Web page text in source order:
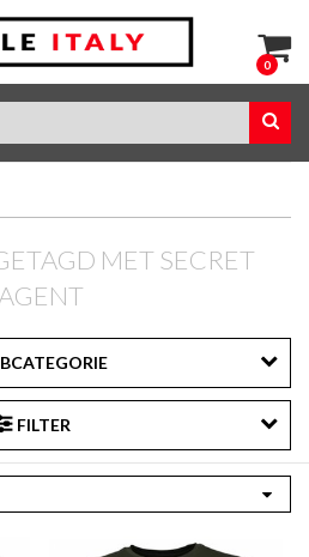
0
MET SECRET
AGENT
FILTER